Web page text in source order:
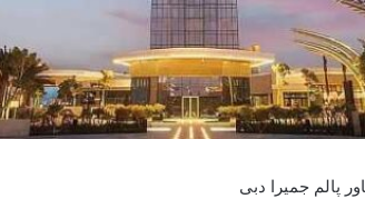
پالم جمیرا دبی